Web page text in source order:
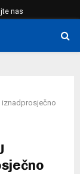
nas
iznadprosječno